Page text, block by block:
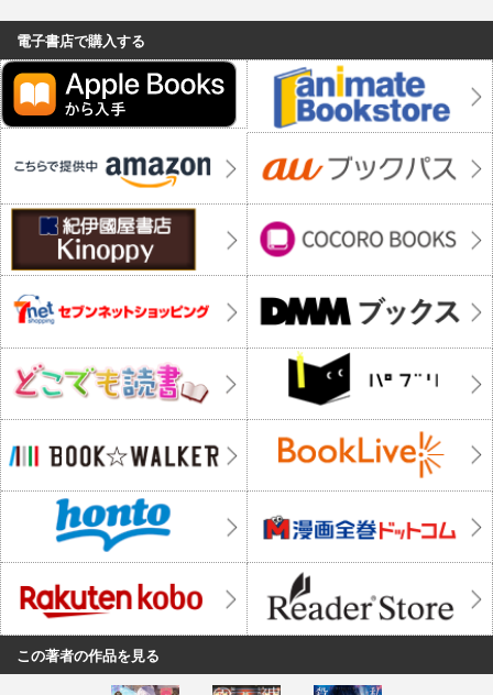
電子書店で購入する
この著者の作品を見る